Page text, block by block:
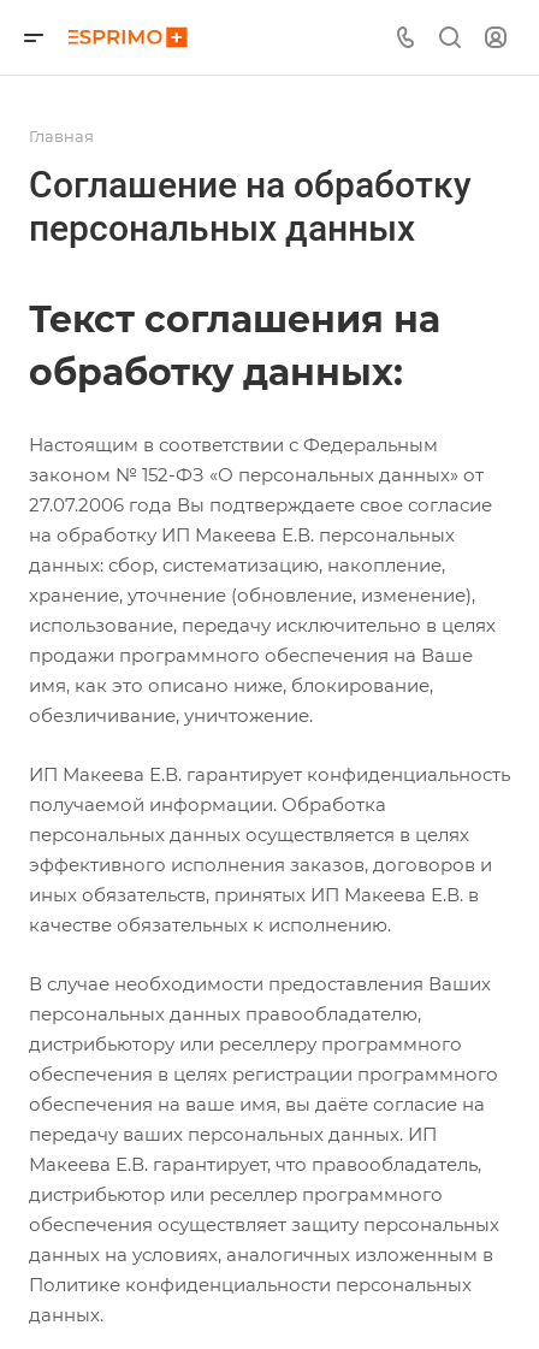
Главная
Соглашение на обработку
персональных данных
Текст соглашения на
обработку данных:
Настоящим в соответствии с Федеральным
законом № 152-ФЗ «О персональных данных» от
27.07.2006 года Вы подтверждаете свое согласие
на обработку ИП Макеева Е.В. персональных
данных: сбор, систематизацию, накопление,
хранение, уточнение (обновление, изменение),
использование, передачу исключительно в целях
продажи программного обеспечения на Ваше
имя, как это описано ниже, блокирование,
обезличивание, уничтожение.
ИП Макеева Е.В. гарантирует конфиденциальность
получаемой информации. Обработка
персональных данных осуществляется в целях
эффективного исполнения заказов, договоров и
иных обязательств, принятых ИП Макеева Е.В. в
качестве обязательных к исполнению.
В случае необходимости предоставления Ваших
персональных данных правообладателю,
дистрибьютору или реселлеру программного
обеспечения в целях регистрации программного
обеспечения на ваше имя, вы даёте согласие на
передачу ваших персональных данных. ИП
Макеева Е.В. гарантирует, что правообладатель,
дистрибьютор или реселлер программного
обеспечения осуществляет защиту персональных
данных на условиях, аналогичных изложенным в
Политике конфиденциальности персональных
данных.